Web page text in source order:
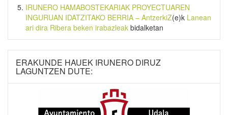
IRUNERO HAMABOSTEKARIAK PROYECTUAREN
INGURUAN IDATZITAKO BERRIA – AntzerkiZ(e)k Lanean
ari dira Ribera beken irabazleak bidalketan
ERAKUNDE HAUEK IRUNERO DIRUZ
LAGUNTZEN DUTE: